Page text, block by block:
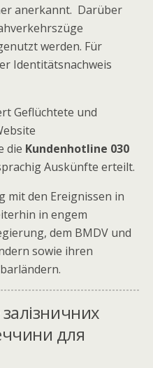
anerkannt. Darüber
werden. Für
Identitätsnachweis
Geflüchtete und
die Kundenhotline 030
Auskünfte erteilt.
mit den Ereignissen in
in engem
dem BMDV und
sowie ihren
для